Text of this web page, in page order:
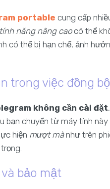
portable cung cấp
tính năng nâng caocó thể
có thể bị hạn chế, ảnh
trong việc đồng
không cần cài đặt
bạn chuyển từ máy tính
hiện mượt mànhư trên
bảo mật